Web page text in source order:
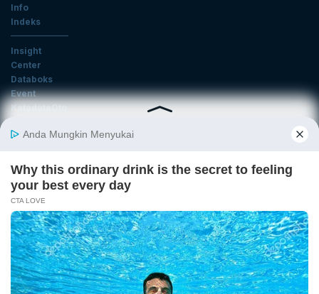
Info
Indeks
Insight
Center
Databoks
Event
KatadataOto
Email
Daftar
Tentang Katadata Advertising Karier
Pedoman Media Siber
Kebijakan Privasi
Disclaimer Hubungi Kami